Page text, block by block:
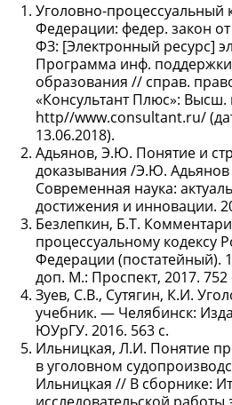
Уголовно-процессуальный
Федерации: федер. закон
ФЗ: [Электронный ресурс]
Программа инф. поддержки
образования // справ.
«Консультант Плюс»:
http//www.consultant.ru/
13.06.2018).
Адьянов, Э.Ю. Понятие и
доказывания /Э.Ю.
Современная наука:
достижения и инновации.
Безлепкин, Б.Т.
процессуальному кодексу
Федерации (постатейный).
доп. М.: Проспект, 2017. 752
Зуев, С.В., Сутягин, К.И.
учебник. — Челябинск:
ЮУрГУ. 2016. 563 с.
Ильницкая, Л.И. Понятие
в уголовном
Ильницкая // В сборнике: